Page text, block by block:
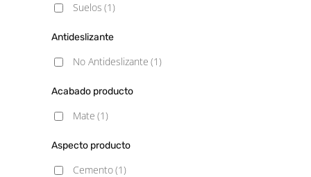
Suelos (1)
Antideslizante
No Antideslizante (1)
Acabado producto
Mate (1)
Aspecto producto
Cemento(1)